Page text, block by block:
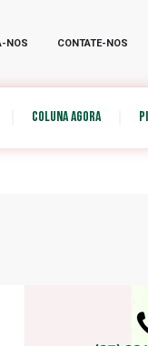
NOS CONTATE-NOS
COLUNA AGORA